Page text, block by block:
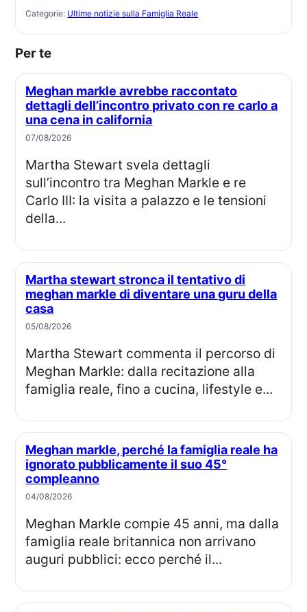
Categorie: Ultime notizie sulla Famiglia Reale
Per te
Meghan markle avrebbe raccontato
dettagli dell’incontro privato con re carlo a
una cena in california
07/08/2026
Martha Stewart svela dettagli
sull’incontro tra Meghan Markle e re
Carlo III: la visita a palazzo e le tensioni
della...
Martha stewart stronca il tentativo di
meghan markle di diventare una guru della
casa
05/08/2026
Martha Stewart commenta il percorso di
Meghan Markle: dalla recitazione alla
famiglia reale, fino a cucina, lifestyle e...
Meghan markle, perché la famiglia reale ha
ignorato pubblicamente il suo 45°
compleanno
04/08/2026
Meghan Markle compie 45 anni, ma dalla
famiglia reale britannica non arrivano
auguri pubblici: ecco perché il...